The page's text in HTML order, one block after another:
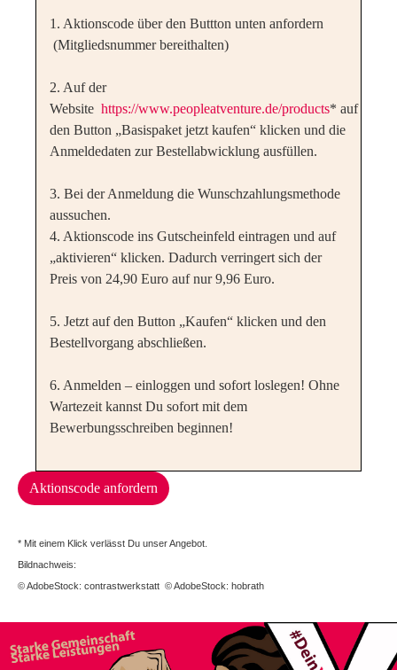
1. Aktionscode über den Buttton unten anfordern
(Mitgliedsnummer bereithalten)
2. Auf der
Website https://www.peopleatventure.de/products* auf
den Button „Basispaket jetzt kaufen“ klicken und die
Anmeldedaten zur Bestellabwicklung ausfüllen.
3. Bei der Anmeldung die Wunschzahlungsmethode
aussuchen.
4. Aktionscode ins Gutscheinfeld eintragen und auf
„aktivieren“ klicken. Dadurch verringert sich der
Preis von 24,90 Euro auf nur 9,96 Euro.
5. Jetzt auf den Button „Kaufen“ klicken und den
Bestellvorgang abschließen.
6. Anmelden – einloggen und sofort loslegen! Ohne
Wartezeit kannst Du sofort mit dem
Bewerbungsschreiben beginnen!
Aktionscode anfordern
* Mit einem Klick verlässt Du unser Angebot.
Bildnachweis:
© AdobeStock: contrastwerkstatt © AdobeStock: hobrath